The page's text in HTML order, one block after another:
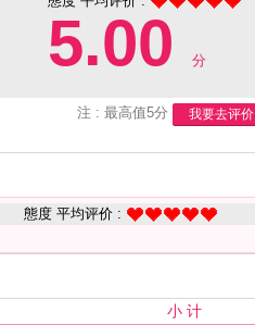
5.00 分
注 : 最高值5分 我要去评价
態度 平均评价 :
小 计